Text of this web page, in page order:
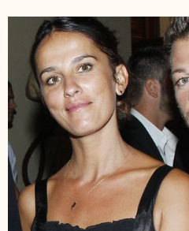
Enregistrement de
l'émission "Ce soir on
chante pour les 100
ans des droits de
l'enfant, avec l'Unicef",
présentée par
E.Gossuin et J.Anthony
et diffusée le 12 mars
sur W9. © Christophe
Clovis / Bestimage